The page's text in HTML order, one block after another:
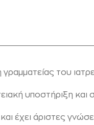
του
υποστήριξη και
έχει άριστες